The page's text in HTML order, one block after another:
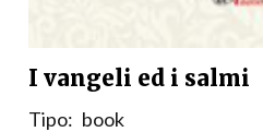
I vangeli ed i salmi
Tipo: book